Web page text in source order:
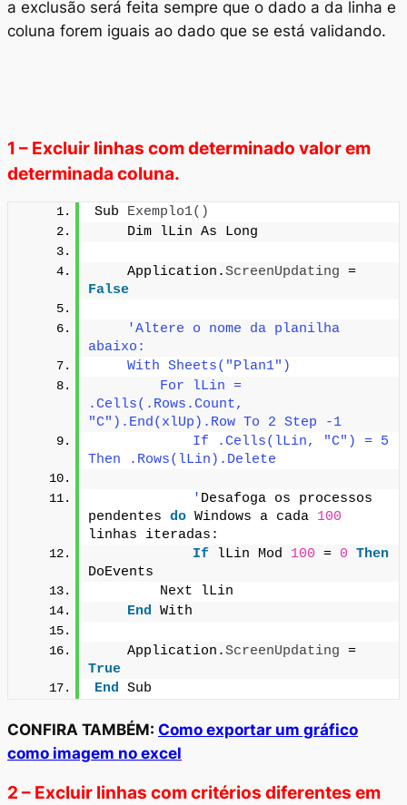
a exclusão será feita sempre que o dado a da linha e
coluna forem iguais ao dado que se está validando.
1 – Excluir linhas com determinado valor em
determinada coluna.
Sub Exemplo1()
    Dim lLin As Long
    Application.
ScreenUpdating
False
'Altere o nome da planilha
abaixo:
    With Sheets("Plan1")
        For lLin =
.Cells(.Rows.Count,
"C").End(xlUp).Row To 2 Step -1
            If .Cells(lLin, "C") = 5
Then .Rows(lLin).Delete
            '
Desafoga os processos
pendentes do Windows a cada 100
linhas iteradas:
If lLin Mod 100 = 0 Then
DoEvents
        Next lLin
End With
    Application.
ScreenUpdating
True
End Sub
CONFIRA TAMBÉM: Como exportar um gráfico
como imagem no excel
2 – Excluir linhas com critérios diferentes em